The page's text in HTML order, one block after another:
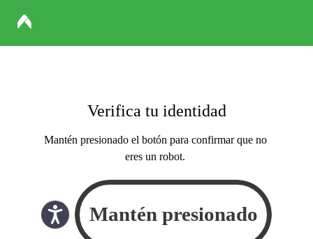
Verifica tu identidad
Mantén presionado el botón para confirmar que no
eres un robot.